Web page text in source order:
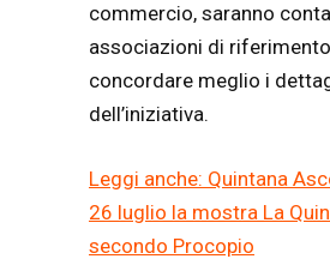
commercio, saranno
associazioni di
concordare meglio i
dell’iniziativa.
Leggi anche: Quintana
26 luglio la mostra La
secondo Procopio